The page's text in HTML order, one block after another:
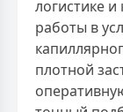
логистике
работы в
плотной